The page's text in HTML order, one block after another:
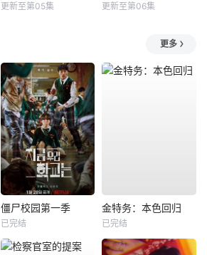
更新至第05集 更新至第06集
更多
僵尸校园第一季
已完结
金特务：本色回归
已完结